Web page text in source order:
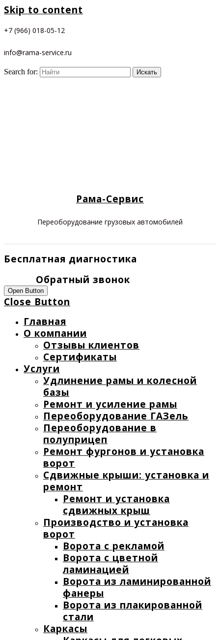
Skip to content
+7 (966) 018-05-12
info@rama-service.ru
Search for:
Рама-Сервис
Переоборудование грузовых автомобилей
Бесплатная диагностика
Обратный звонок
Open Button
Close Button
Главная
О компании
Отзывы клиентов
Сертификаты
Услуги
Удлинение рамы и колесной
базы
Ремонт и усиление рамы
Переоборудование ГАЗель
Переоборудование в
полуприцеп
Ремонт фургонов и установка
ворот
Сдвижные крыши: установка и
ремонт
Ремонт и установка
сдвижных крыш
Производство и установка
ворот
Ворота с рекламой
Ворота с цветной
ламинацией
Ворота из ламинированной
фанеры
Ворота из плакированной
стали
Каркасы